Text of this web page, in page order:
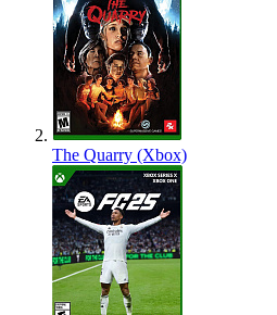
The Quarry (Xbox)